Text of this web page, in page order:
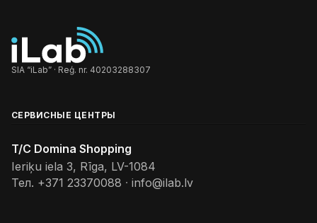
SIA “iLab” · Reģ. nr. 40203288307
СЕРВИСНЫЕ ЦЕНТРЫ
T/C Domina Shopping
Ieriķu iela 3, Rīga, LV-1084
Тел. +371 23370088 · info@ilab.lv